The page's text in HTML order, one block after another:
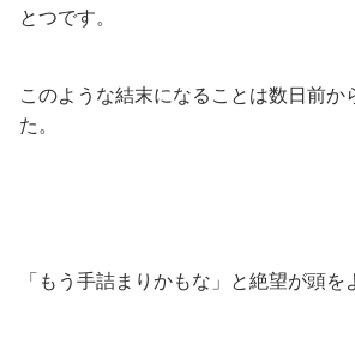
とつです。
このような結末になることは数日前か
た。
「もう手詰まりかもな」と絶望が頭を